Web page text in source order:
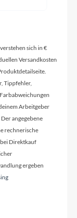
10 speed
sich in €
Versandkosten
Tippfehler,
Arbeitgeber
angegebene
rechnerische
Direktkauf
ergeben